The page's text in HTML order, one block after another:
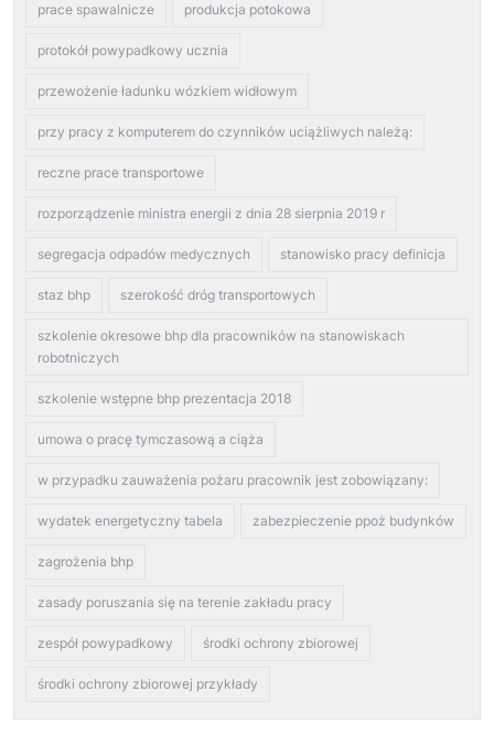
prace spawalnicze produkcja potokowa
protokół powypadkowy ucznia
przewożenie ładunku wózkiem widłowym
przy pracy z komputerem do czynników uciążliwych należą:
reczne prace transportowe
rozporządzenie ministra energii z dnia 28 sierpnia 2019 r
segregacja odpadów medycznych stanowisko pracy definicja
staz bhp szerokość dróg transportowych
szkolenie okresowe bhp dla pracowników na stanowiskach
robotniczych
szkolenie wstępne bhp prezentacja 2018
umowa o pracę tymczasową a ciąża
w przypadku zauważenia pożaru pracownik jest zobowiązany:
wydatek energetyczny tabela zabezpieczenie ppoż budynków
zagrożenia bhp
zasady poruszania się na terenie zakładu pracy
zespół powypadkowy środki ochrony zbiorowej
środki ochrony zbiorowej przykłady